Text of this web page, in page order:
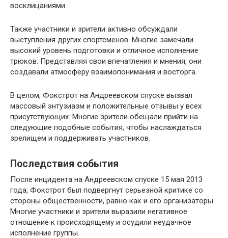
восклицаниями.
Также участники и зрители активно обсуждали
выступления других спортсменов. Многие замечали
высокий уровень подготовки и отличное исполнение
трюков. Представляя свои впечатления и мнения, они
создавали атмосферу взаимопонимания и восторга.
В целом, Фокстрот на Андреевском спуске вызвал
массовый энтузиазм и положительные отзывы у всех
присутствующих. Многие зрители обещали прийти на
следующие подобные события, чтобы наслаждаться
зрелищем и поддерживать участников.
Последствия события
После инцидента на Андреевском спуске 15 мая 2013
года, Фокстрот был подвергнут серьезной критике со
стороны общественности, равно как и его организаторы.
Многие участники и зрители выразили негативное
отношение к происходящему и осудили неудачное
исполнение группы.